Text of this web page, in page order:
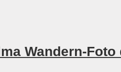
Wandern-Foto